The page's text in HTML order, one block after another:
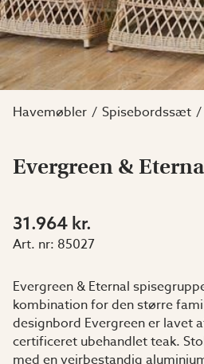
Havemøbler Spisebordssæt
Evergreen &
31.964 kr.
Art. nr: 85027
Evergreen & Eternal
kombination for den større
designbord Evergreen er lavet
certificeret ubehandlet teak.
med en vejrbestandig